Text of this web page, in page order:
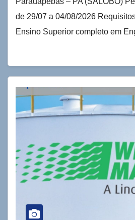
de 29/07 a 04/08/2026
Ensino Superior completo em